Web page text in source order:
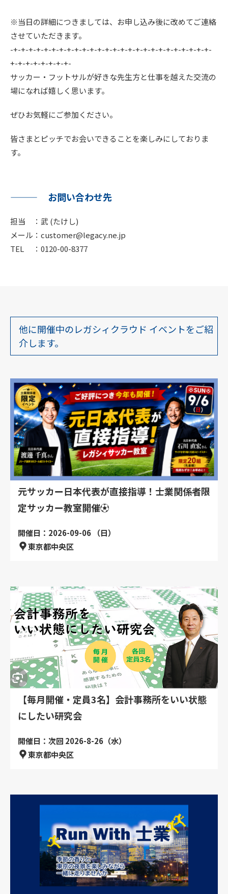
※当日の詳細につきましては、お申し込み後に改めてご連絡
させていただきます。
-+-+-+-+-+-+-+-+-+-+-+-+-+-+-+-+-+-+-+-+-+-+-+-+-+-+-
+-+-+-+-+-+-+-+-
サッカー・フットサルが好きな先生方と仕事を越えた交流の
場になれば嬉しく思います。
ぜひお気軽にご参加ください。
皆さまとピッチでお会いできることを楽しみにしておりま
す。
お問い合わせ先
担当 ：武 (たけし)
メール：customer@legacy.ne.jp
TEL ：0120-00-8377
他に開催中のレガシィクラウド イベントをご紹
介します。
元サッカー日本代表が直接指導！士業関係者限
定サッカー教室開催⚽
開催日：2026-09-06 （日）
東京都中央区
【毎月開催・定員3名】会計事務所をいい状態
にしたい研究会
開催日：次回 2026-8-26（水）
東京都中央区